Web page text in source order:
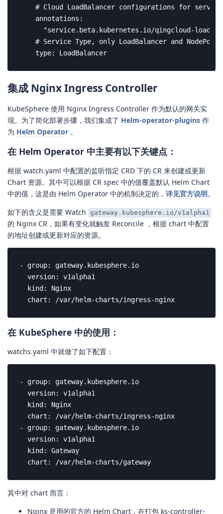
    # Cloud LoadBalancer configurations for service
    annotations:
"service.beta.kubernetes.io/qingcloud-load-
# Service Type, only LoadBalancer and NodePort
    type: LoadBalancer
集成 Nginx Ingress Controller
KubeSphere 使用 Nginx Ingress Controller 作为默认的网关实
现。为了简化部署步骤，我们集成了 Helm-operator-plugins 作
为 Helm Operator 。
在 Helm Operator 中主要有以下关键点：
根据 watch.yaml 中配置的监听指定 CRD 下的 CR 来创建或更新
Chart 资源。其中可以根据 CR spec 中的值覆盖默认 Helm Chart
中的值，这是由 Helm Operator 中的机制决定的， 详见官方说明。
如下的含义是需要 Watch gateway.kubesphere.io/v1alpha1
的 Nginx CR，如果有变化就触发 Reconcile ，根据 chart 中配置
的地址创建或更新对应的资源。
- group: gateway.kubesphere.io
  version: v1alpha1
  kind: Nginx
  chart: /var/helm-charts/ingress-nginx
在 KubeSphere 中的使用：
watchs.yaml 中就做了如下配置：
- group: gateway.kubesphere.io
  version: v1alpha1
  kind: Nginx
  chart: /var/helm-charts/ingress-nginx
- group: gateway.kubesphere.io
  version: v1alpha1
  kind: Gateway
  chart: /var/helm-charts/gateway
其中对 chart 而言：
Nginx 是用的官方的 Helm Chart，在打包 ks-controller-